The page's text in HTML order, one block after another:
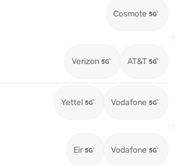
Cosmote
Verizon AT&T
Yettel Vodafone
Eir Vodafone